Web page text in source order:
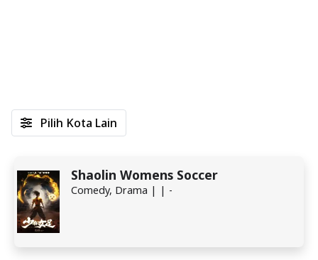
Shaolin Womens Soccer
Comedy, Drama | | -
Pilih Kota Lain